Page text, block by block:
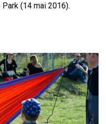
(14 mai 2016).